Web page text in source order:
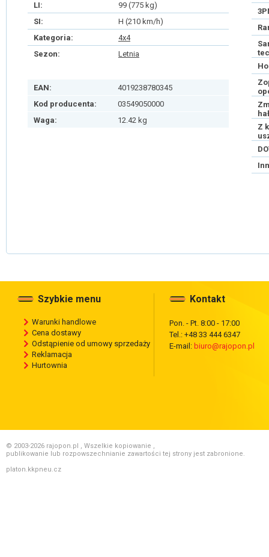
LI:
99 (775 kg)
SI:
H (210 km/h)
Kategoria:
4x4
Sezon:
Letnia
EAN:
4019238780345
Kod producenta:
03549050000
Waga:
12.42 kg
Z
Szybkie menu
Warunki handlowe
Cena dostawy
Odstąpienie od umowy sprzedaży
Reklamacja
Hurtownia
Kontakt
Pon. - Pt. 8:00 - 17:00
Tel.: +48 33 444 6347
E-mail: biuro@rajopon.pl
© 2003-2026 rajopon.pl , Wszelkie kopiowanie ,
publikowanie lub rozpowszechnianie zawartości tej strony jest zabronione.
platon.kkpneu.cz